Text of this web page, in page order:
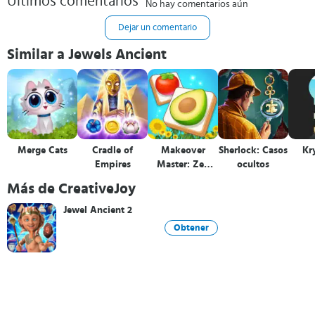
No hay comentarios aún
Dejar un comentario
Similar a Jewels Ancient
Merge Cats
Cradle of
Empires
Makeover
Master: Zen
Sherlock: Casos
ocultos
Más de CreativeJoy
Jewel Ancient 2
Obtener